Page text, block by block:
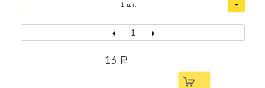
1 шт.
13 a